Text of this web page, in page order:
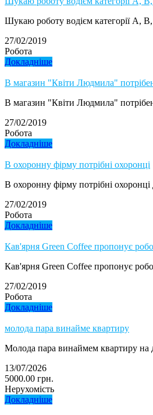
Шукаю роботу водієм категорії А,
27/02/2019
Робота
Докладніше
В магазин "Квіти Людмила"
В магазин "Квіти Людмила"
27/02/2019
Робота
Докладніше
В охоронну фірму потрібні охоронці
В охоронну фірму потрібні
27/02/2019
Робота
Докладніше
Кав'ярня Green Coffee пропонує
Кав'ярня Green Coffee пропонує
27/02/2019
Робота
Докладніше
молода пара винайме квартиру
Молода пара винаймем квартиру на
13/07/2026
5000.00 грн.
Нерухомість
Докладніше